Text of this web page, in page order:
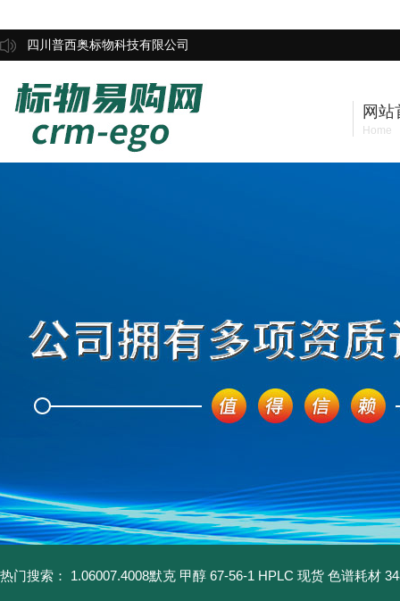
四川普西奥标物科技有限公司
网站
Home
热门搜索： 1.06007.4008默克 甲醇 67-56-1 HPLC 现货 色谱耗材